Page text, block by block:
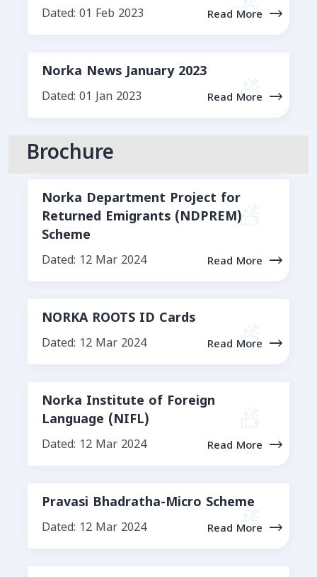
Dated: 01 Feb 2023 Read More
Norka News January 2023
Dated: 01 Jan 2023 Read More
Brochure
Norka Department Project for
Returned Emigrants (NDPREM)
Scheme
Dated: 12 Mar 2024 Read More
NORKA ROOTS ID Cards
Dated: 12 Mar 2024 Read More
Norka Institute of Foreign
Language (NIFL)
Dated: 12 Mar 2024 Read More
Pravasi Bhadratha-Micro Scheme
Dated: 12 Mar 2024 Read More